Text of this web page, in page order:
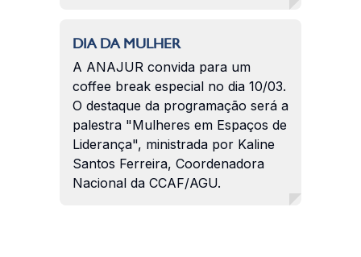
DIA DA MULHER
A ANAJUR convida para um
coffee break especial no dia 10/03.
O destaque da programação será a
palestra "Mulheres em Espaços de
Liderança", ministrada por Kaline
Santos Ferreira, Coordenadora
Nacional da CCAF/AGU.